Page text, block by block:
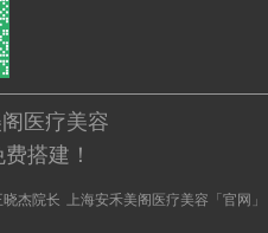
医疗美容
搭建！
晓杰院长 上海安禾美阁医疗美容「官网」